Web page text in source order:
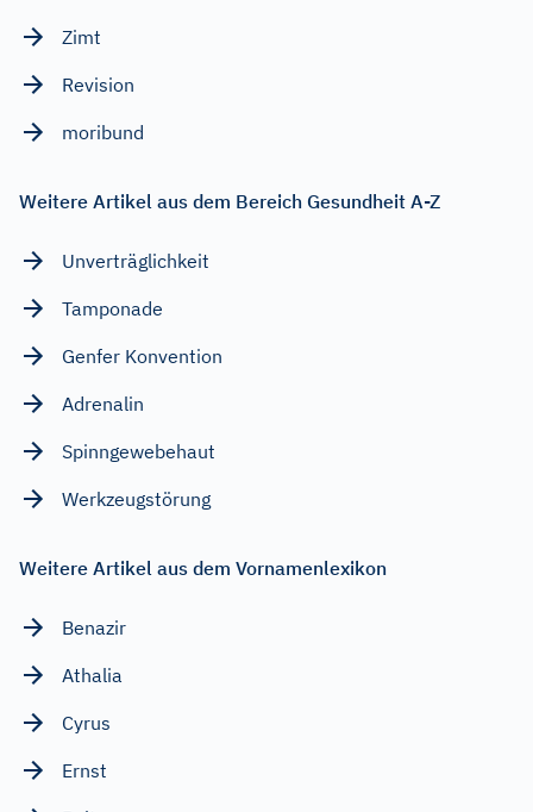
Zimt
Revision
moribund
Weitere Artikel aus dem Bereich Gesundheit A-Z
Unverträglichkeit
Tamponade
Genfer Konvention
Adrenalin
Spinngewebehaut
Werkzeugstörung
Weitere Artikel aus dem Vornamenlexikon
Benazir
Athalia
Cyrus
Ernst